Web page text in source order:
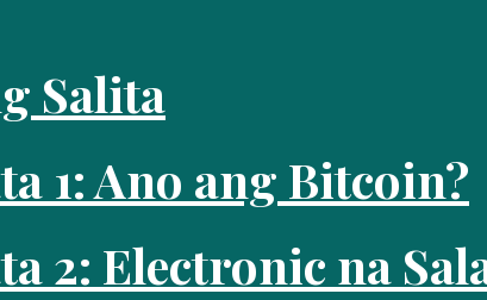
Salita
1: Ano ang Bitcoin?
2: Electronic na